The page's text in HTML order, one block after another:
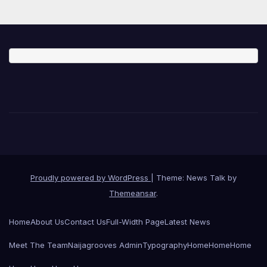
Proudly powered by WordPress
Theme: News Talk by
Themeansar.
HomeAbout UsContact UsFull-Width PageLatest News
Meet The TeamNaijagrooves AdminTypographyHomeHomeHome